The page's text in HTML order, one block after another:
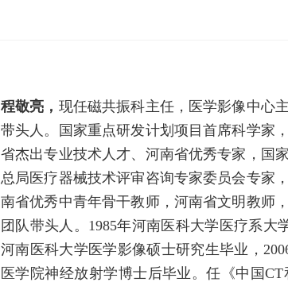
程敬亮， 现任磁共振科主任，医学影像中心
带头人。国家重点研发计划项目首席科学家
省杰出专业技术人才、河南省优秀专家，国
总局医疗器械技术评审咨询专家委员会专家
南省优秀中青年骨干教师，河南省文明教师
团队带头人。1985年河南医科大学医疗系大
河南医科大学医学影像硕士研究生毕业，
医学院神经放射学博士后毕业。任《中国